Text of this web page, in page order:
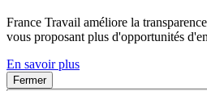
France Travail améliore la
vous proposant plus d'opportunités
En savoir plus
Fermer